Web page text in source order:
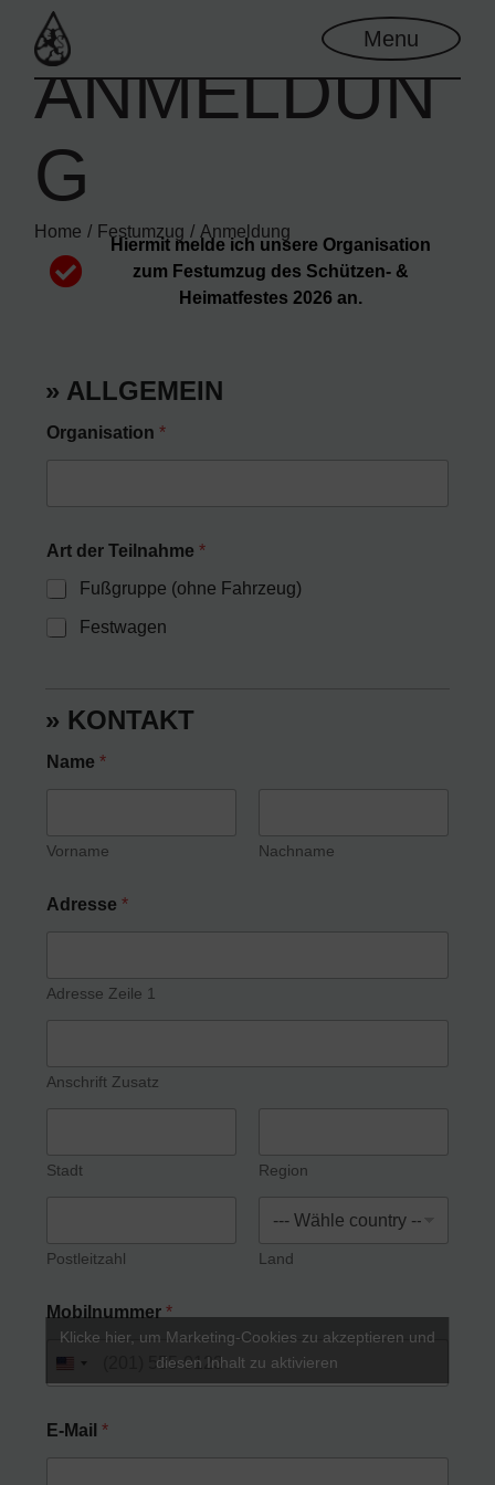
Menu
ANMELDUN
G
Home Festumzug Anmeldung
Hiermit melde ich unsere Organisation
zum Festumzug des Schützen- &
Heimatfestes 2026 an.
» ALLGEMEIN
Organisation*
Art der Teilnahme*
Fußgruppe (ohne Fahrzeug)
Festwagen
» KONTAKT
Name*
Vorname Nachname
Adresse*
Adresse Zeile 1
Anschrift Zusatz
Stadt Region
Postleitzahl Land
Mobilnummer*
U
i
E-Mail*
Klicke hier, um Marketing-Cookies zu akzeptieren und
diesen Inhalt zu aktivieren